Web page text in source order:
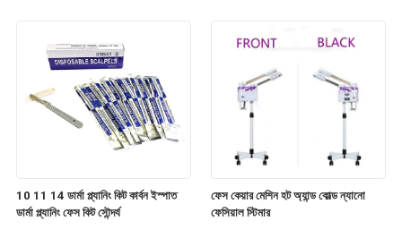
10 11 14 ডার্মা প্ল্যানিং কিট কার্বন ইস্পাত
ডার্মা প্ল্যানিং ফেস কিট সৌন্দর্য
ফেস কেয়ার মেশিন হট অ্যান্ড কোল্ড ন্যানো
ফেসিয়াল স্টিমার